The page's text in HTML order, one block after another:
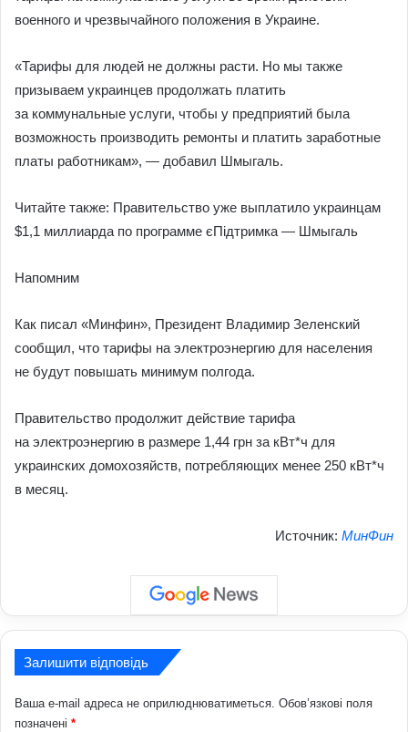
военного и чрезвычайного положения в Украине.
«Тарифы для людей не должны расти. Но мы также
призываем украинцев продолжать платить
за коммунальные услуги, чтобы у предприятий была
возможность производить ремонты и платить заработные
платы работникам», — добавил Шмыгаль.
Читайте также: Правительство уже выплатило украинцам
$1,1 миллиарда по программе єПідтримка — Шмыгаль
Напомним
Как писал «Минфин», Президент Владимир Зеленский
сообщил, что тарифы на электроэнергию для населения
не будут повышать минимум полгода.
Правительство продолжит действие тарифа
на электроэнергию в размере 1,44 грн за кВт*ч для
украинских домохозяйств, потребляющих менее 250 кВт*ч
в месяц.
Источник: МинФин
Залишити відповідь
Ваша e-mail адреса не оприлюднюватиметься. Обов’язкові поля
позначені *